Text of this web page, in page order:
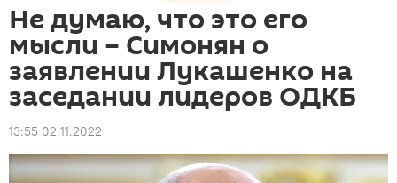
Не думаю, что это его
мысли – Симонян о
заявлении Лукашенко на
заседании лидеров ОДКБ
13:55 02.11.2022